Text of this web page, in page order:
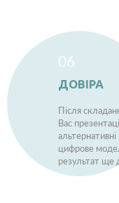
06
ДОВІРА
Після
Вас
цифрове
результат ще